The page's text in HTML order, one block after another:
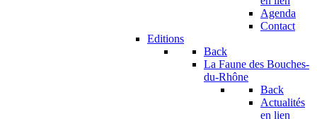
Agenda
Contact
Editions
Back
La Faune des Bouches-
du-Rhône
Back
Actualités
en lien